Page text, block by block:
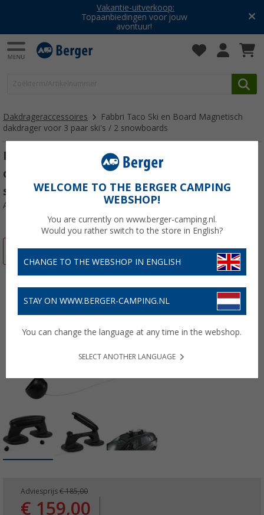
Vakantie-uitverkoop:
Topaanbiedingen voor jouw
avontuur!
Dakdrageraccessoires
Fabbri Taco Ski en Board Magnetisch
dakdrager voor 3 paar ski's / 2 snowboards
Fabbri Taco Ski en Board Magnetisch
dakdrager voor 3 paar ski's / 2
snowboards
Artikelnr: 491098
-14%
Adviesprijs € 185,00
€ 159,00
WELCOME TO THE BERGER CAMPING
WEBSHOP!
You are currently on www.berger-camping.nl.
Would you rather switch to the store in English?
CHANGE TO THE WEBSHOP IN ENGLISH
STAY ON WWW.BERGER-CAMPING.NL
You can change the language at any time in the webshop.
SELECT ANOTHER LANGUAGE